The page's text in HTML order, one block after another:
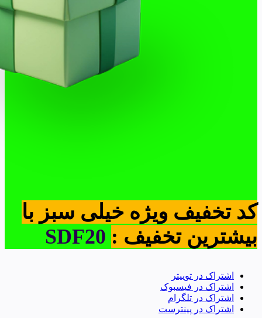
کد تخفیف ویژه خیلی سبز با
بیشترین تخفیف : SDF20
اشتراک در توییتر
اشتراک در فیسبوک
اشتراک در تلگرام
اشتراک در پینترست